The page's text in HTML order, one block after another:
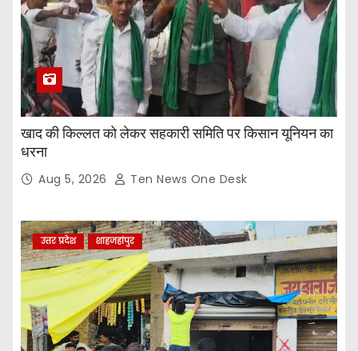
खाद की किल्लत को लेकर सहकारी समिति पर किसान यूनियन का
धरना
Aug 5, 2026 Ten News One Desk
उत्तर प्रदेश शाहजहांपुर